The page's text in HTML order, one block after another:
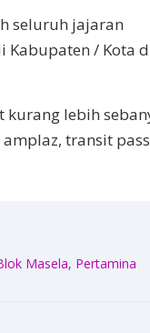
seluruh jajaran
Kabupaten / Kota
kurang lebih
transit
Masela, Pertamina